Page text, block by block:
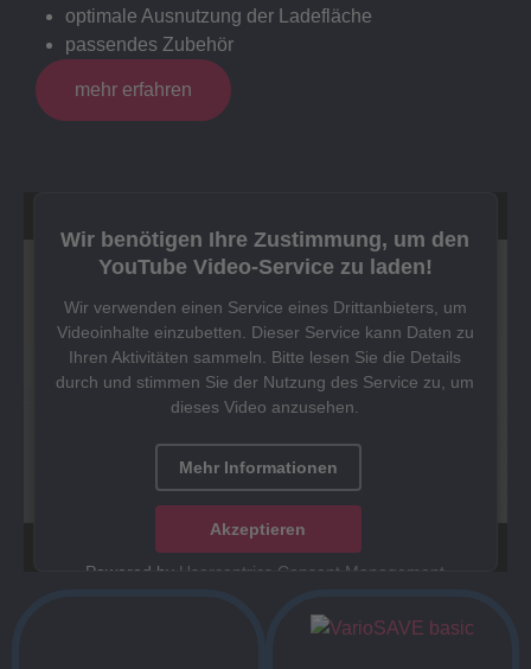
optimale Ausnutzung der Ladefläche
passendes Zubehör
mehr erfahren
Wir benötigen Ihre Zustimmung, um den
YouTube Video-Service zu laden!
Wir verwenden einen Service eines Drittanbieters, um
Videoinhalte einzubetten. Dieser Service kann Daten zu
Ihren Aktivitäten sammeln. Bitte lesen Sie die Details
durch und stimmen Sie der Nutzung des Service zu, um
dieses Video anzusehen.
Mehr Informationen
Akzeptieren
Powered by Usercentrics Consent Management